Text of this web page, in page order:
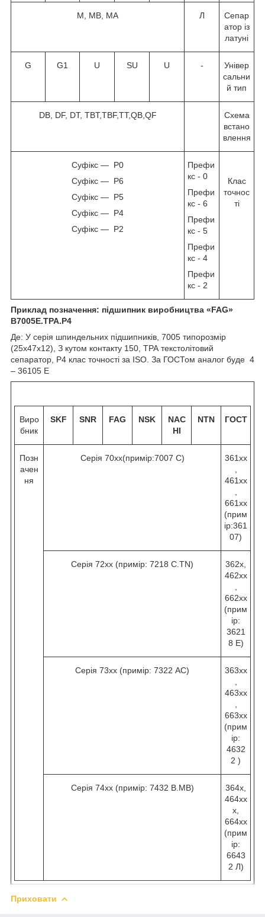
M, MB, MA Л
Сепар
атор із
латуні
G G1 U SU U -
Універ
сальни
й тип
DB, DF, DT, TBT,TBF,TT,QB,QF
Схема
встано
влення
Суфікс — P0
Суфікс — P6
Суфікс — P5
Суфікс — P4
Суфікс — P2
Префи
кс - 0
Префи
кс - 6
Префи
кс - 5
Префи
кс - 4
Префи
кс - 2
Клас
точнос
ті
Приклад позначення: підшипник виробництва «FAG»
B7005Е.TPA.P4
Де: У серія шпиндельних підшипників, 7005 типорозмір
(25х47х12), З кутом контакту 150 , ТРА текстолітовий
сепаратор, Р4 клас точності за ISO. За ГОСТом аналог буде 4
– 36105 Е
Виро
бник
SKF SNR FAG NSK
NAC
HI
NTN ГОСТ
Позн
ачен
ня
Серія 70хх(примір:7007 C)
361хх
461хх
661хх
(прим
ір:361
07)
Серія 72хх (примір: 7218 C.TN)
362х,
462хх
662хх
(прим
ір:
3621
8 Е)
Серія 73хх (примір: 7322 AC)
363хх
463хх
663хх
(прим
ір:
4632
2 )
Серія 74хх (примір: 7432 B.МВ)
364х,
464хх
х,
664хх
(прим
ір:
6643
2 Л)
Приховати